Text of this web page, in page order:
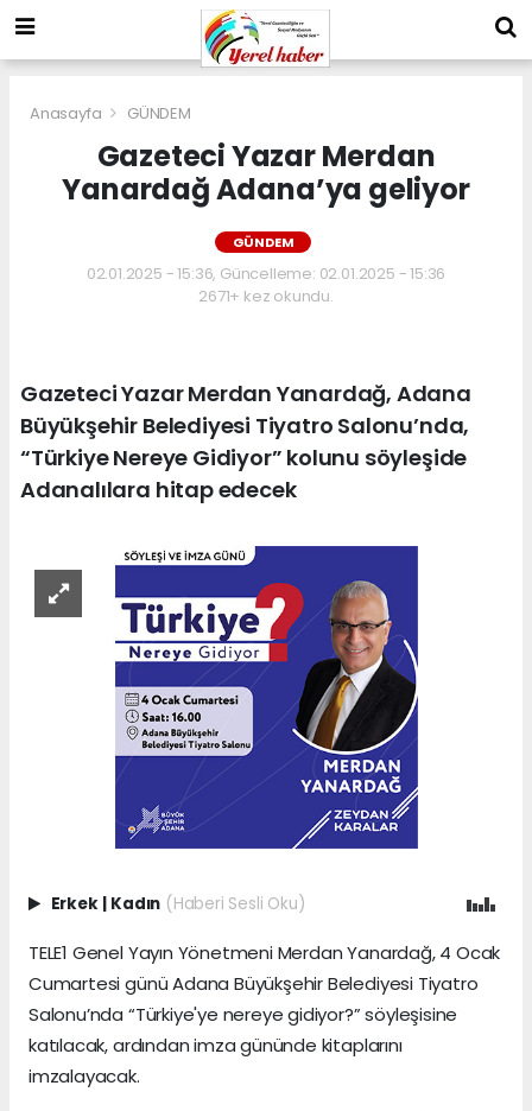
Anasayfa GÜNDEM
Gazeteci Yazar Merdan
Yanardağ Adana’ya geliyor
GÜNDEM
02.01.2025 - 15:36, Güncelleme: 02.01.2025 - 15:36
2671+ kez okundu.
Gazeteci Yazar Merdan Yanardağ, Adana
Büyükşehir Belediyesi Tiyatro Salonu’nda,
“Türkiye Nereye Gidiyor” kolunu söyleşide
Adanalılara hitap edecek
Erkek | Kadın (Haberi Sesli Oku)
TELE1 Genel Yayın Yönetmeni Merdan Yanardağ, 4 Ocak
Cumartesi günü Adana Büyükşehir Belediyesi Tiyatro
Salonu’nda “Türkiye'ye nereye gidiyor?” söyleşisine
katılacak, ardından imza gününde kitaplarını
imzalayacak.